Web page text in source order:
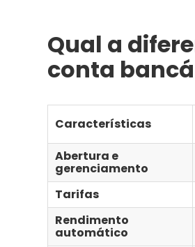
Qual a
conta
Características
Abertura e
gerenciamento
Tarifas
Rendimento
automático